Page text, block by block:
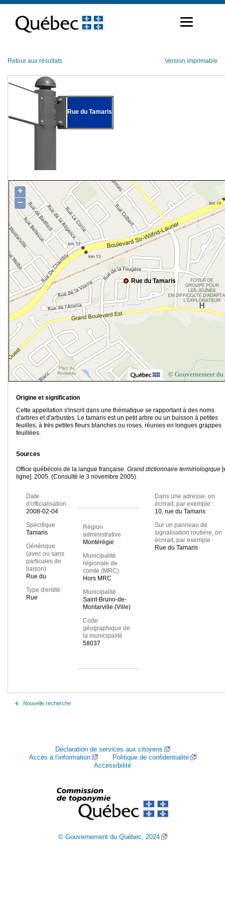
contenu
Retour aux résultats Version imprimable
Rue du Tamaris
Rue du Tamaris
+
−
© Gouvernement du
Origine et signification
Cette appellation s'inscrit dans une thématique se rapportant à des noms
d'arbres et d'arbustes. Le tamaris est un petit arbre ou un buisson à petites
feuilles, à très petites fleurs blanches ou roses, réunies en longues grappes
feuillées.
Sources
Office québécois de la langue française. Grand dictionnaire terminologique
ligne]. 2005. (Consulté le 3 novembre 2005).
Date
d'officialisation
2008-02-04
Spécifique
Tamaris
Générique
(avec ou sans
particules de
liaison)
Rue du
Type d'entité
Rue
Région
administrative
Montérégie
Municipalité
régionale de
comté (MRC)
Hors MRC
Municipalité
Saint-Bruno-de-
Montarville (Ville)
Code
géographique de
la municipalité
58037
Dans une adresse, on
écrirait, par exemple :
10, rue du Tamaris
Sur un panneau de
signalisation routière, on
écrirait, par exemple :
Rue du Tamaris
Nouvelle recherche
Déclaration de services aux citoyens
Accès à l’information
Politique de confidentialité
Accessibilité
© Gouvernement du Québec, 2024